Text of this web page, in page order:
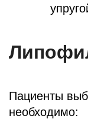
Пациенты
необходимо: